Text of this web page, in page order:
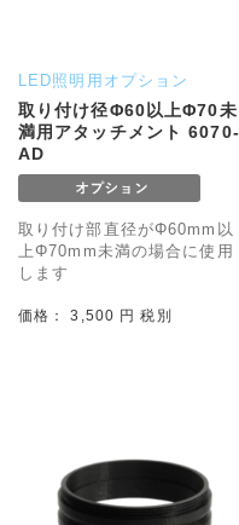
LED照明用オプション
取り付け径Φ60以上Φ70未
満用アタッチメント 6070-
AD
取り付け部直径がΦ60mm以
上Φ70mm未満の場合に使用
します
価格： 3,500 円 税別